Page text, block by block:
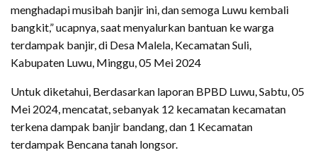
menghadapi musibah banjir ini, dan semoga Luwu kembali
bangkit,” ucapnya, saat menyalurkan bantuan ke warga
terdampak banjir, di Desa Malela, Kecamatan Suli,
Kabupaten Luwu, Minggu, 05 Mei 2024
Untuk diketahui, Berdasarkan laporan BPBD Luwu, Sabtu, 05
Mei 2024, mencatat, sebanyak 12 kecamatan kecamatan
terkena dampak banjir bandang, dan 1 Kecamatan
terdampak Bencana tanah longsor.